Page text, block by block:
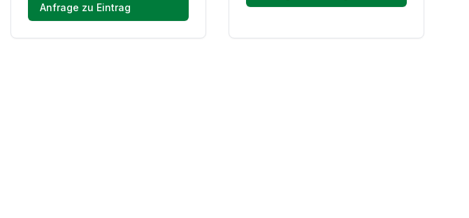
Anfrage zu Eintrag